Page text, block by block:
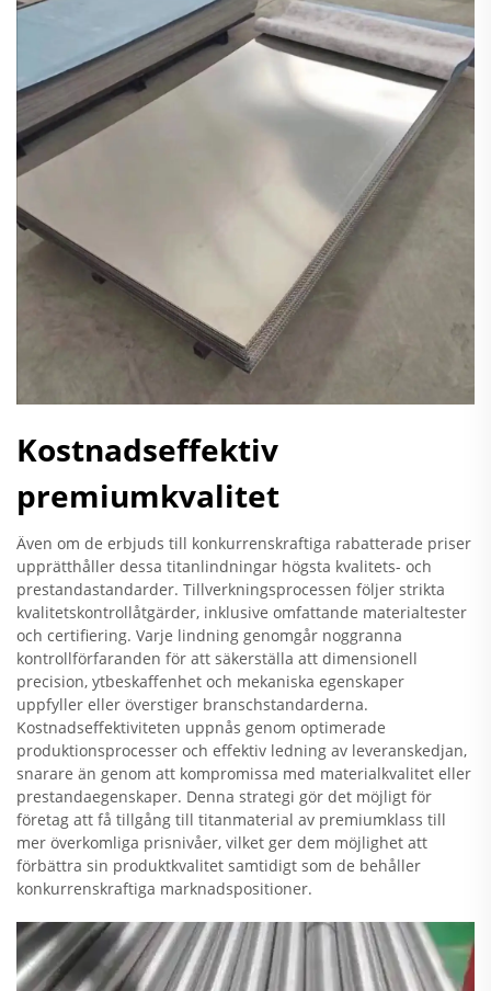
Kostnadseffektiv
premiumkvalitet
Även om de erbjuds till konkurrenskraftiga rabatterade priser
upprätthåller dessa titanlindningar högsta kvalitets- och
prestandastandarder. Tillverkningsprocessen följer strikta
kvalitetskontrollåtgärder, inklusive omfattande materialtester
och certifiering. Varje lindning genomgår noggranna
kontrollförfaranden för att säkerställa att dimensionell
precision, ytbeskaffenhet och mekaniska egenskaper
uppfyller eller överstiger branschstandarderna.
Kostnadseffektiviteten uppnås genom optimerade
produktionsprocesser och effektiv ledning av leveranskedjan,
snarare än genom att kompromissa med materialkvalitet eller
prestandaegenskaper. Denna strategi gör det möjligt för
företag att få tillgång till titanmaterial av premiumklass till
mer överkomliga prisnivåer, vilket ger dem möjlighet att
förbättra sin produktkvalitet samtidigt som de behåller
konkurrenskraftiga marknadspositioner.